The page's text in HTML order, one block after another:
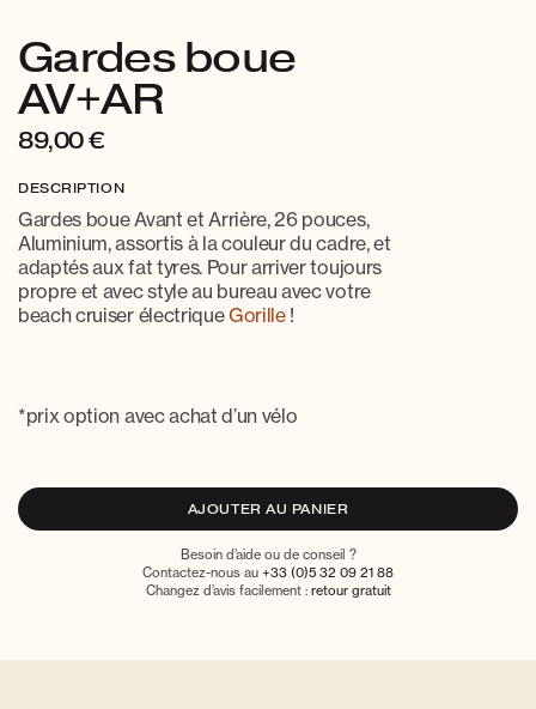
Gardes boue
AV+AR
89,00€
DESCRIPTION
Gardes boue Avant et Arrière, 26 pouces,
Aluminium, assortis à la couleur du cadre, et
adaptés aux fat tyres. Pour arriver toujours
propre et avec style au bureau avec votre
beach cruiser électriqueGorille!
*prix option avec achat d’un vélo
AJOUTER AU PANIER
Besoin d’aide ou de conseil ?
Contactez-nous au +33 (0)5 32 09 21 88
Changez d’avis facilement : retour gratuit